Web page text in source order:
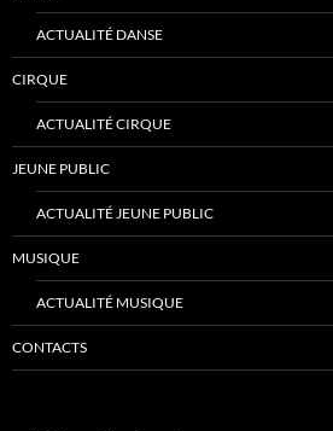
ACTUALITÉ DANSE
CIRQUE
ACTUALITÉ CIRQUE
JEUNE PUBLIC
ACTUALITÉ JEUNE PUBLIC
MUSIQUE
ACTUALITÉ MUSIQUE
CONTACTS